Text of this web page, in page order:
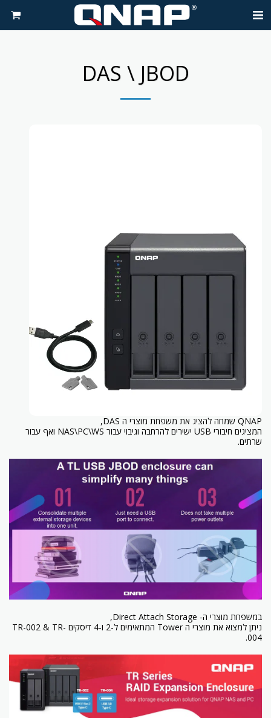
DAS \ JBOD
QNAP שמחה להציג את משפחת מוצרי ה DAS,
המציגים חיבורי USB ישירים להרחבה וגיבוי עבור NAS\PC\WS ואף עבור
שרתים.
במשפחת מוצרי ה- Direct Attach Storage,
ניתן למצוא את מוצרי ה Tower המתאימים ל-2 ו-4 דיסקים TR-002 & TR-
004.